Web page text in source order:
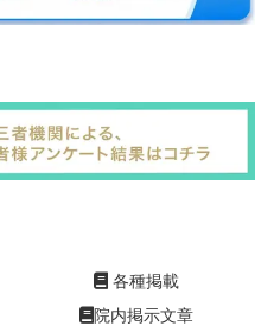
各種掲載
院内掲示文章